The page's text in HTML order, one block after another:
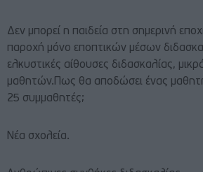
Δεν μπορεί η παιδεία στη σημερινή
παροχή μόνο εποπτικών μέσων
ελκυστικές αίθουσες διδασκαλίας,
μαθητών.Πως θα αποδώσει ένας
25 συμμαθητές;
Νέα σχολεία.